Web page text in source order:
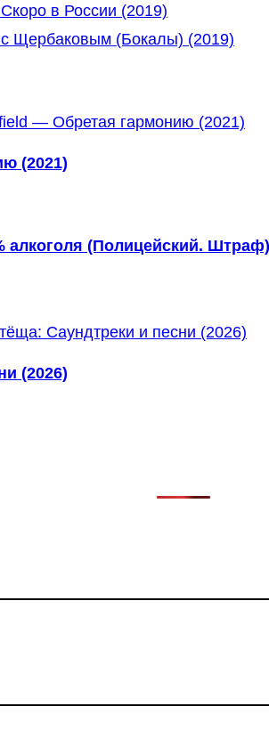
в России (2019)
Щербаковым (Бокалы) (2019)
(2021)
алкоголя (Полицейский.
(2026)